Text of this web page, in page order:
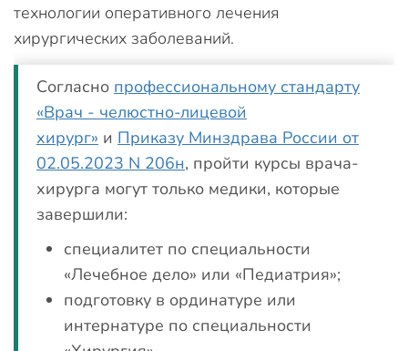
технологии оперативного лечения
хирургических заболеваний.
Согласно профессиональному стандарту
«Врач - челюстно-лицевой
хирург» и Приказу Минздрава России от
02.05.2023 N 206н, пройти курсы врача-
хирурга могут только медики, которые
завершили:
специалитет по специальности
«Лечебное дело» или «Педиатрия»;
подготовку в ординатуре или
интернатуре по специальности